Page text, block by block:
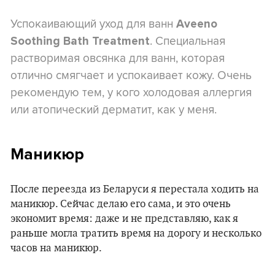
Успокаивающий уход для ванн Aveeno
Soothing Bath Treatment. Специальная
растворимая овсянка для ванн, которая
отлично смягчает и успокаивает кожу. Очень
рекомендую тем, у кого холодовая аллергия
или атопический дерматит, как у меня.
Маникюр
После переезда из Беларуси я перестала ходить на
маникюр. Сейчас делаю его сама, и это очень
экономит время: даже и не представляю, как я
раньше могла тратить время на дорогу и несколько
часов на маникюр.